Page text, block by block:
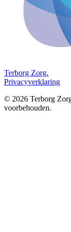
Terborg Zorg.
Privacyverklaring
© 2026 Terborg
voorbehouden.